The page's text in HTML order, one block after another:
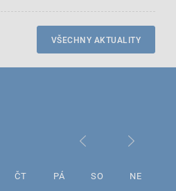
VŠECHNY AKTUALITY
ČT PÁ SO NE